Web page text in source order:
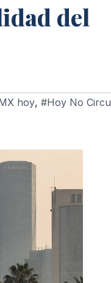
del
hoy, #Hoy No